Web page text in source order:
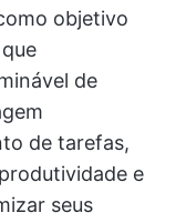
objetivo
de
de tarefas,
e
seus